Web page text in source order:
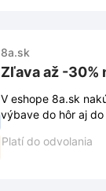
8a.sk
Zľava až -30%
V eshope 8a.sk
výbave do hôr aj do
Platí do odvolania